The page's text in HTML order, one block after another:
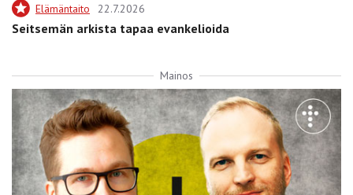
Elämäntaito 22.7.2026
Seitsemän arkista tapaa evankelioida
Mainos